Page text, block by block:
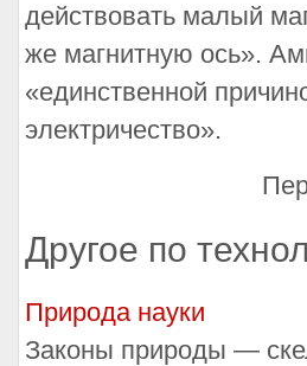
действовать малый
же магнитную ось».
«единственной
электричество».
Другое по
Природа науки
Законы природы —